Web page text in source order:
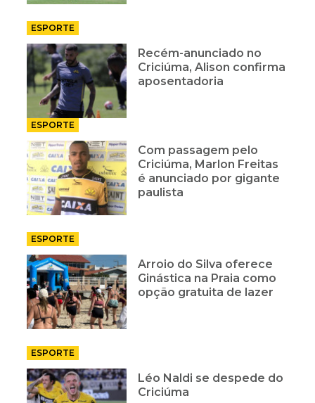
ESPORTE
Recém-anunciado no
Criciúma, Alison confirma
aposentadoria
ESPORTE
Com passagem pelo
Criciúma, Marlon Freitas
é anunciado por gigante
paulista
ESPORTE
Arroio do Silva oferece
Ginástica na Praia como
opção gratuita de lazer
ESPORTE
Léo Naldi se despede do
Criciúma